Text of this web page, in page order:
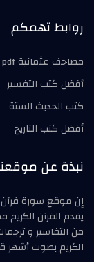
روابط تهمكم
مصاحف عثمانية pdf
أفضل كتب التفسير
كتب الحديث الستة
أفضل كتب التاريخ
نبذة عن
إن موقع سورة
يقدم القرآن الكريم
من التفاسير و
الكريم بصوت أشهر